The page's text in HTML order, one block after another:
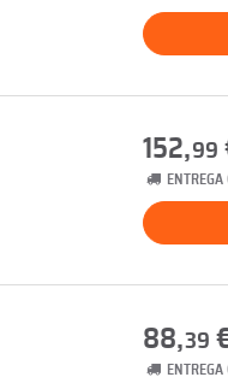
152,99
88,39